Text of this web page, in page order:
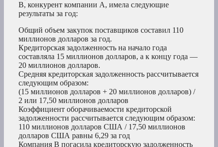
B, конкурент компании A, имела следующие
результаты за год:
Общий объем закупок поставщиков составил 110
миллионов долларов за год.
Кредиторская задолженность на начало года
составляла 15 миллионов долларов, а к концу года —
20 миллионов долларов.
Средняя кредиторская задолженность рассчитывается
следующим образом:
(15 миллионов долларов + 20 миллионов долларов) /
2 или 17,50 миллионов долларов
Коэффициент оборачиваемости кредиторской
задолженности рассчитывается следующим образом:
110 миллионов долларов США / 17,50 миллионов
долларов США равны 6,29 за год
Компания B погасила кредиторскую задолженность